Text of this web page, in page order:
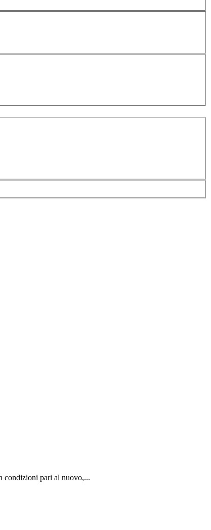
condizioni pari al nuovo,...